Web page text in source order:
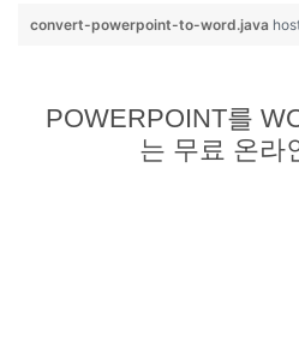
convert-powerpoint-to-word.java
POWERPOINT를
는 무료 온라